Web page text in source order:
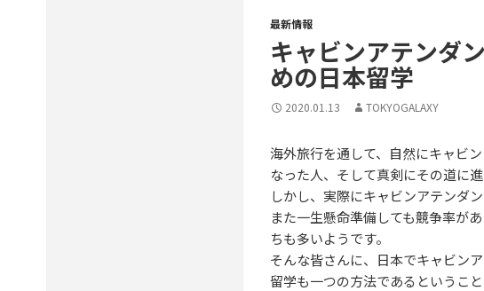
最新情報
キャビンアテンダ
めの日本留学
2020.01.13 TOKYOGALAXY
海外旅行を通して、自然にキャビ
なった人、そして真剣にその道に
しかし、実際にキャビンアテンダ
また一生懸命準備しても競争率が
ちも多いようです。
そんな皆さんに、日本でキャビン
留学も一つの方法であるということ